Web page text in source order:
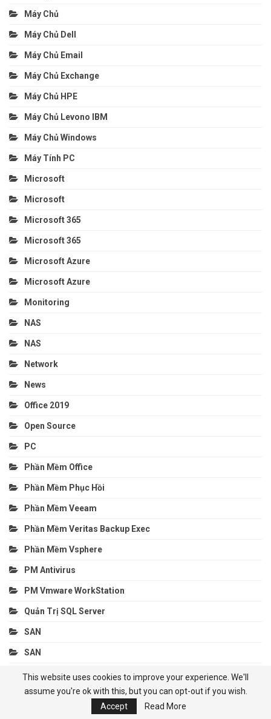
Máy Chủ
Máy Chủ Dell
Máy Chủ Email
Máy Chủ Exchange
Máy Chủ HPE
Máy Chủ Levono IBM
Máy Chủ Windows
Máy Tính PC
Microsoft
Microsoft
Microsoft 365
Microsoft 365
Microsoft Azure
Microsoft Azure
Monitoring
NAS
NAS
Network
News
Office 2019
Open Source
PC
Phần Mềm Office
Phần Mềm Phục Hồi
Phần Mềm Veeam
Phần Mềm Veritas Backup Exec
Phần Mềm Vsphere
PM Antivirus
PM Vmware WorkStation
Quản Trị SQL Server
SAN
SAN
Sao Lưu
Security
This website uses cookies to improve your experience. We'll
assume you're ok with this, but you can opt-out if you wish.
Accept
Read More